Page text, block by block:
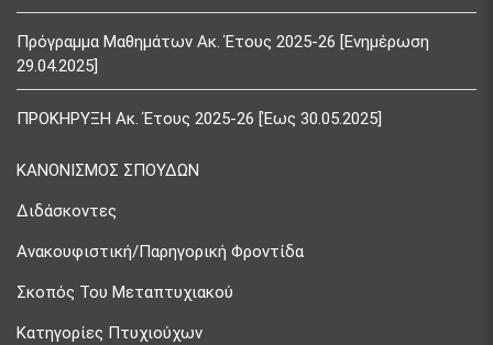
Πρόγραμμα Μαθημάτων Ακ. Έτους 2025-26 [Ενημέρωση
29.04.2025]
ΠΡΟΚΗΡΥΞΗ Ακ. Έτους 2025-26 [Έως 30.05.2025]
ΚΑΝΟΝΙΣΜΟΣ ΣΠΟΥΔΩΝ
Διδάσκοντες
Ανακουφιστική/Παρηγορική Φροντίδα
Σκοπός Του Μεταπτυχιακού
Κατηγορίες Πτυχιούχων